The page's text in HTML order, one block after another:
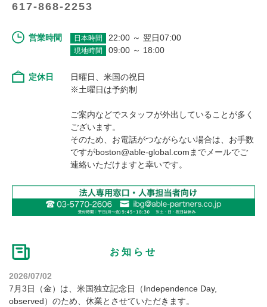
617-868-2253
営業時間 日本時間 22:00 ～ 翌日07:00
現地時間 09:00 ～ 18:00
定休日
日曜日、米国の祝日
※土曜日は予約制
ご案内などでスタッフが外出していることが多く
ございます。
そのため、お電話がつながらない場合は、お手数
ですがboston@able-global.comまでメールでご
連絡いただけますと幸いです。
お知らせ
2026/07/02
7月3日（金）は、米国独立記念日（Independence Day,
observed）のため、休業とさせていただきます。